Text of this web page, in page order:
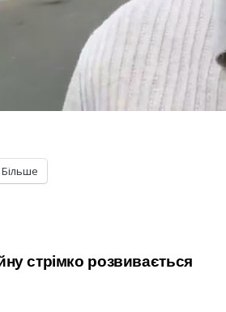
Більше
стрімко розвивається